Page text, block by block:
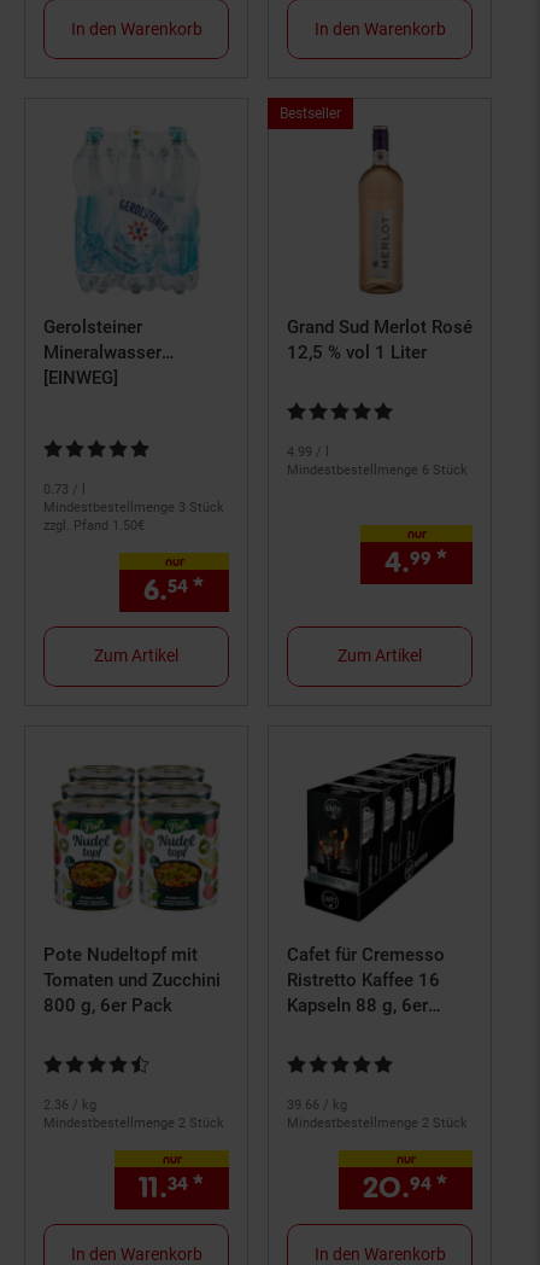
In den Warenkorb In den Warenkorb
Gerolsteiner
Mineralwasser
Medium 1,5 Liter, 6er
[EINWEG]
Kundenbewertung: 4,82 von 5 Sternen
0.73 / l
Mindestbestellmenge 3 Stück
zzgl. Pfand 1.50€
nur
6.54 * € Sternchen
Zum Artikel
Grand Sud Merlot Rosé
12,5 % vol 1 Liter
Kundenbewertung: 4,86 von 5
4.99 / l
Mindestbestellmenge 6 Stück
nur
4.99 *
BestsellerBestseller,
Kategorie
Lebensmittel
Zum Artikel
Pote Nudeltopf mit
Tomaten und Zucchini
800 g, 6er Pack
Kundenbewertung: 4,63 von 5 Sternen
2.36 / kg
Mindestbestellmenge 2 Stück
nur
11.34 * € Sternchen
In den Warenkorb
Cafet für Cremesso
Ristretto Kaffee 16
Kapseln 88 g, 6er
Kundenbewertung: 4,86 von 5
39.66 / kg
Mindestbestellmenge 2 Stück
nur
20.94 *
In den Warenkorb